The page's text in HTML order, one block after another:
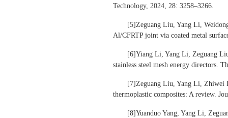
Technology, 2024, 28: 3258–3266.
[5]Zeguang Liu, Yang Li,
Al/CFRTP joint via coated metal
[6]Yiang Li, Yang Li, Zeguang
stainless steel mesh energy directors.
[7]Zeguang Liu, Yang Li, Zhiwei
thermoplastic composites: A review.
[8]Yuanduo Yang, Yang Li,